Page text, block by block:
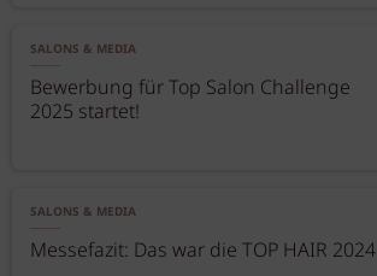
SALONS & MEDIA
Bewerbung für Top Salon Challenge
2025 startet!
SALONS & MEDIA
Messefazit: Das war die TOP HAIR 2024